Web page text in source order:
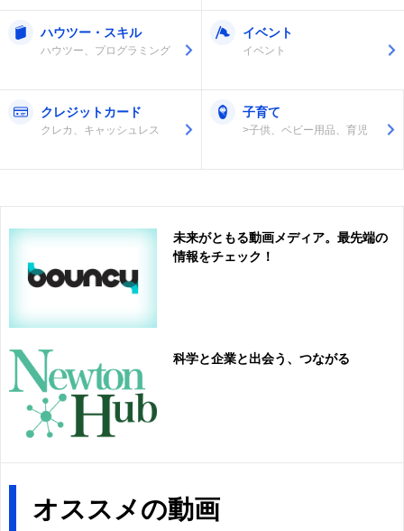
ハウツー・スキル
ハウツー、プログラミング
イベント
イベント
クレジットカード
クレカ、キャッシュレス
子育て
>子供、ベビー用品、育児
未来がともる動画メディア。最先端の
情報をチェック！
科学と企業と出会う、つながる
オススメの動画